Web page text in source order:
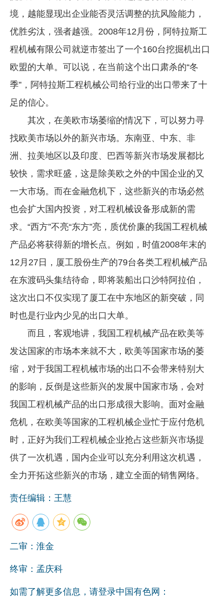
境，越能显现出企业能否灵活调整的抗风险能力，
优胜劣汰，强者越强。2008年12月份，阿特拉斯工
程机械有限公司就逆市签出了一个160台挖掘机出口
欧盟的大单。可以说，在当前这个出口肃杀的“冬
季”，阿特拉斯工程机械公司给行业的出口带来了十
足的信心。
其次，在美欧市场萎缩的情况下，可以努力寻
找欧美市场以外的新兴市场。东南亚、中东、非
洲、拉美地区以及印度、巴西等新兴市场发展都比
较快，需求旺盛，这是除美欧之外的中国企业的又
一大市场。而在金融危机下，这些新兴的市场必然
也会扩大国内投资，对工程机械设备形成新的需
求。“西方”不亮“东方”亮，质优价廉的我国工程机械
产品必将获得新的增长点。例如，时值2008年末的
12月27日，厦工股份生产的79台各类工程机械产品
在东渡码头集结待命，即将装船出口沙特阿拉伯，
这次出口不仅实现了厦工在中东地区的新突破，同
时也是行业内少见的出口大单。
而且，客观地讲，我国工程机械产品在欧美等
发达国家的市场本来就不大，欧美等国家市场的萎
缩，对于我国工程机械市场的出口不会带来特别大
的影响，反倒是这些新兴的发展中国家市场，会对
我国工程机械产品的出口形成很大影响。面对金融
危机，在欧美等国家的工程机械企业忙于应付危机
时，正好为我们工程机械企业抢占这些新兴市场提
供了一次机遇，国内企业可以充分利用这次机遇，
全力开拓这些新兴的市场，建立全面的销售网络。
责任编辑：王慧
二审：淮金
终审：孟庆科
如需了解更多信息，请登录中国有色网：